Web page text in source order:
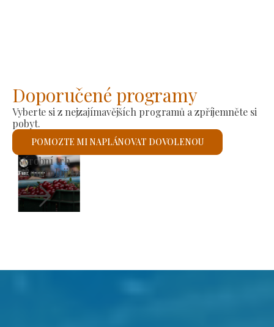
Doporučené programy
Vyberte si z nejzajímavějších programů a zpříjemněte si
pobyt.
POMOZTE MI NAPLÁNOVAT DOVOLENOU
Výrobní trh
Zkontroluji to